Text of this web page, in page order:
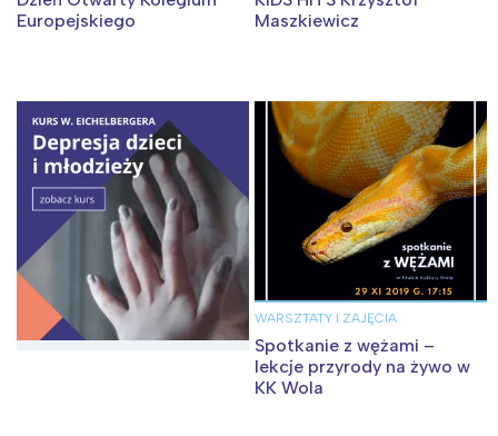
Europejskiego
Maszkiewicz
WARSZTATY I ZAJĘCIA
Spotkanie z wężami –
lekcje przyrody na żywo w
KK Wola